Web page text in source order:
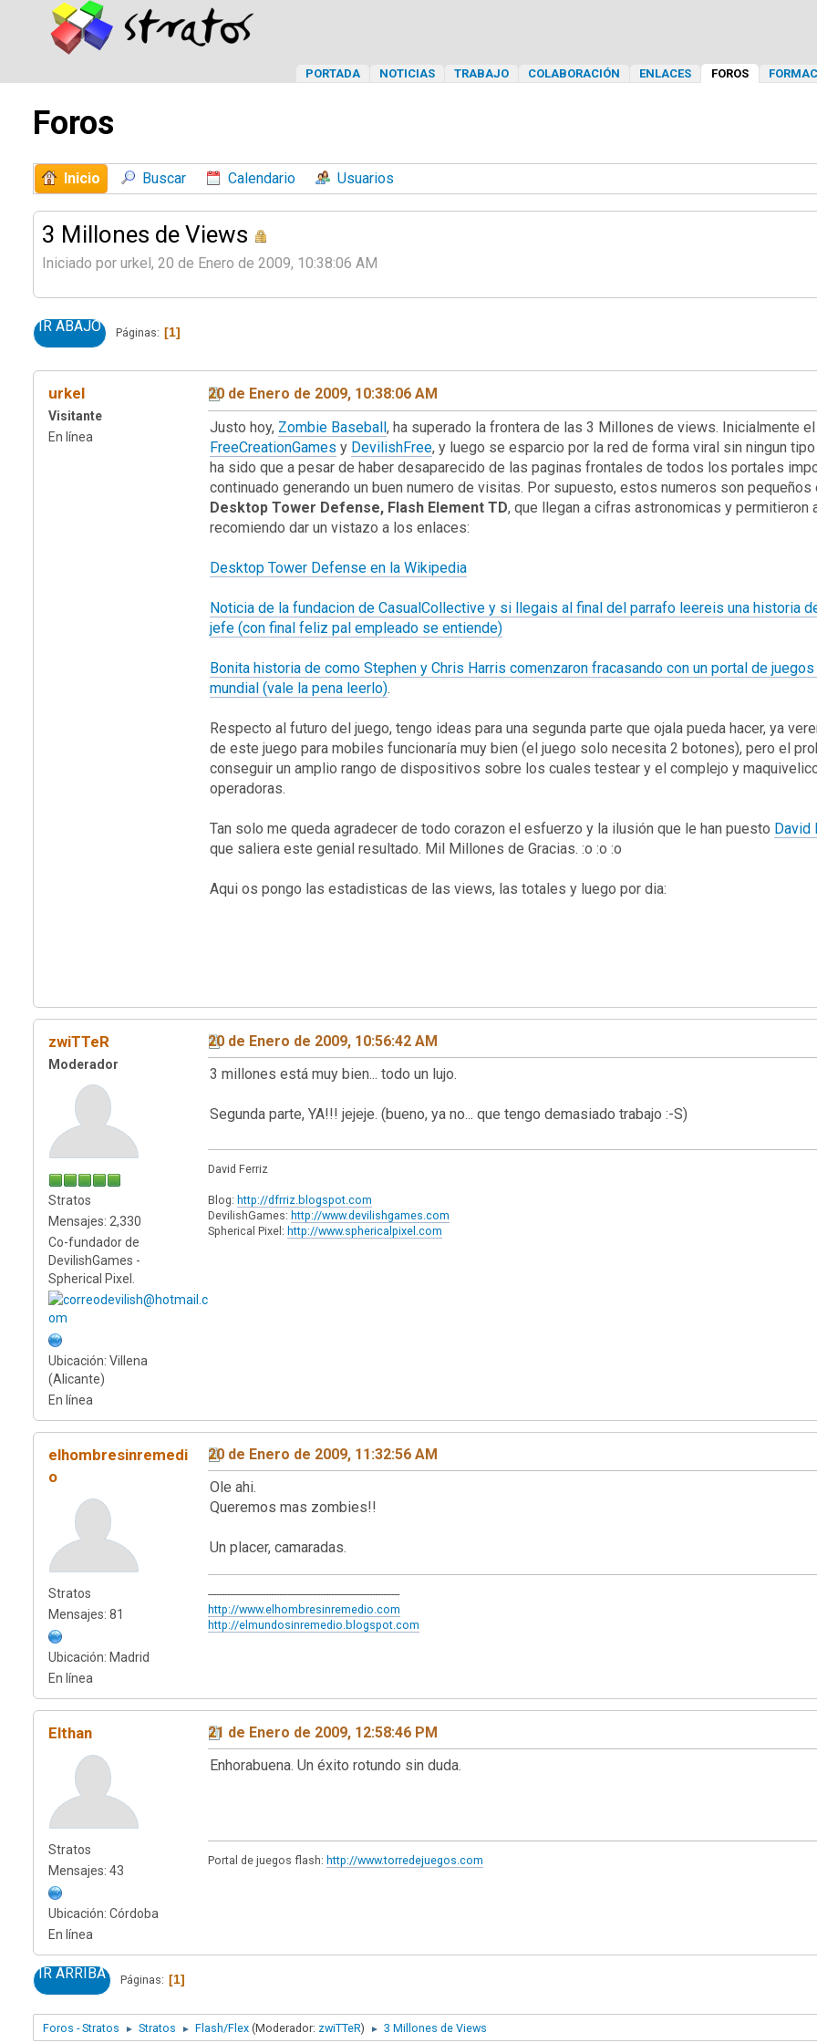
PORTADA NOTICIAS TRABAJO COLABORACIÓN ENLACES FOROS
Foros
Inicio Buscar Calendario Usuarios
3 Millones de Views
Iniciado por urkel, 20 de Enero de 2009, 10:38:06 AM
IR ABAJO Páginas 1
urkel
Visitante
En línea
20 de Enero de 2009, 10:38:06 AM
Justo hoy, Zombie Baseball, ha superado la frontera de las 3 Millones de views. Inicialmente
FreeCreationGames y DevilishFree, y luego se esparcio por la red de forma viral sin ningun
ha sido que a pesar de haber desaparecido de las paginas frontales de todos los portales
continuado generando un buen numero de visitas. Por supuesto, estos numeros son
Desktop Tower Defense, Flash Element TD, que llegan a cifras astronomicas y
recomiendo dar un vistazo a los enlaces:
Desktop Tower Defense en la Wikipedia
Noticia de la fundacion de CasualCollective y si llegais al final del parrafo leereis una historia
jefe (con final feliz pal empleado se entiende)
Bonita historia de como Stephen y Chris Harris comenzaron fracasando con un portal de
mundial (vale la pena leerlo).
Respecto al futuro del juego, tengo ideas para una segunda parte que ojala pueda hacer, ya
de este juego para mobiles funcionaría muy bien (el juego solo necesita 2 botones), pero el
conseguir un amplio rango de dispositivos sobre los cuales testear y el complejo y
operadoras.
Tan solo me queda agradecer de todo corazon el esfuerzo y la ilusión que le han puesto David
que saliera este genial resultado. Mil Millones de Gracias. :o :o :o
Aqui os pongo las estadisticas de las views, las totales y luego por dia:
zwiTTeR
Moderador
Stratos
Mensajes: 2,330
Co-fundador de
DevilishGames -
Spherical Pixel.
Ubicación: Villena
(Alicante)
En línea
20 de Enero de 2009, 10:56:42 AM
3 millones está muy bien... todo un lujo.
Segunda parte, YA!!! jejeje. (bueno, ya no... que tengo demasiado trabajo :-S)
David Ferriz
Blog: http://dfrriz.blogspot.com
DevilishGames: http://www.devilishgames.com
Spherical Pixel: http://www.sphericalpixel.com
elhombresinremedi
o
Stratos
Mensajes: 81
Ubicación: Madrid
En línea
20 de Enero de 2009, 11:32:56 AM
Ole ahi.
Queremos mas zombies!!
Un placer, camaradas.
----------------------------------------------------------------------
http://www.elhombresinremedio.com
http://elmundosinremedio.blogspot.com
Elthan
Stratos
Mensajes: 43
Ubicación: Córdoba
En línea
21 de Enero de 2009, 12:58:46 PM
Enhorabuena. Un éxito rotundo sin duda.
Portal de juegos flash: http://www.torredejuegos.com
IR ARRIBA Páginas 1
Foros - Stratos ► Stratos ► Flash/Flex (Moderador: zwiTTeR) ► 3 Millones de Views